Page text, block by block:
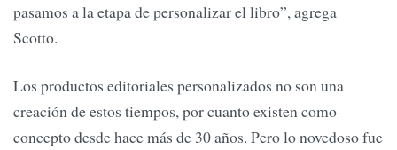
pasamos a la etapa de personalizar el libro”, agrega
Scotto.
Los productos editoriales personalizados no son una
creación de estos tiempos, por cuanto existen como
concepto desde hace más de 30 años. Pero lo novedoso fue